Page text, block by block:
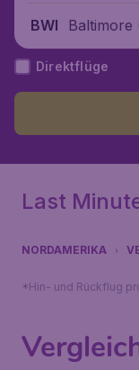
BWI
Baltimore
urgood
n),
Direktflüge
Last
NORDAMERIKA
*Hin- und Rückflug